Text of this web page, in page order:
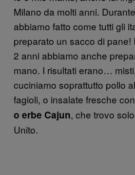
Milano da molti anni.
abbiamo fatto come tutti gli
preparato un sacco di pane!
2 anni abbiamo anche
mano. I risultati erano…
cuciniamo soprattutto pollo
fagioli, o insalate fresche
o erbe Cajun, che trovo
Unito.